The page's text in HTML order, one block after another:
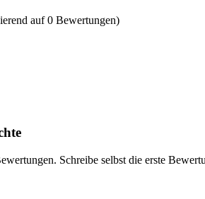
auf 0 Bewertungen)
Schreibe selbst die erste